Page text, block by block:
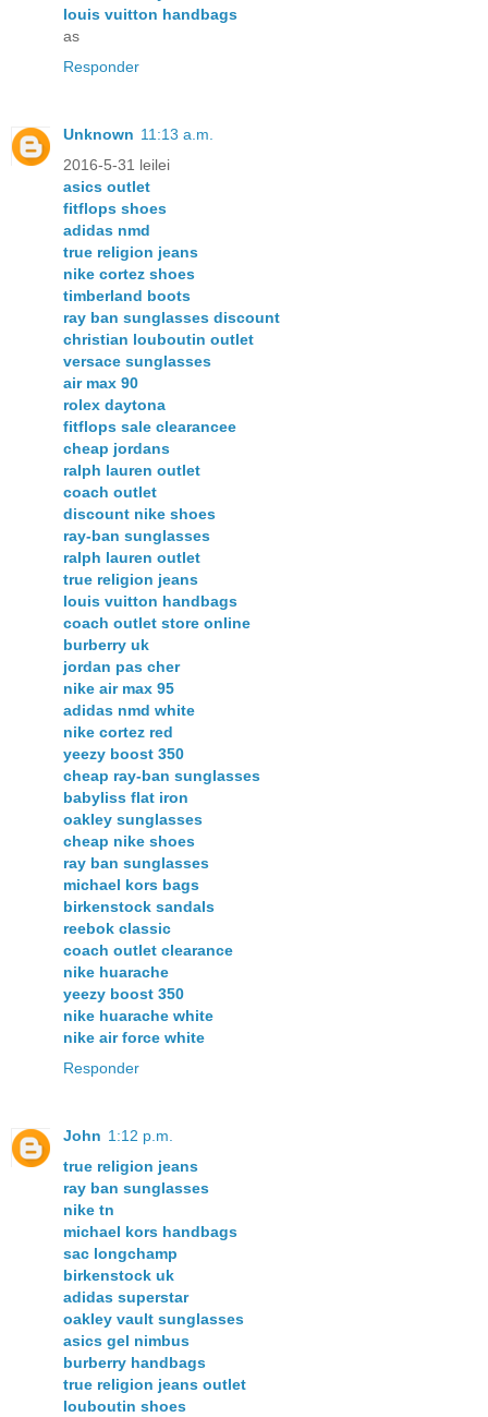
louis vuitton handbags
as
Responder
Unknown 11:13 a.m.
2016-5-31 leilei
asics outlet
fitflops shoes
adidas nmd
true religion jeans
nike cortez shoes
timberland boots
ray ban sunglasses discount
christian louboutin outlet
versace sunglasses
air max 90
rolex daytona
fitflops sale clearancee
cheap jordans
ralph lauren outlet
coach outlet
discount nike shoes
ray-ban sunglasses
ralph lauren outlet
true religion jeans
louis vuitton handbags
coach outlet store online
burberry uk
jordan pas cher
nike air max 95
adidas nmd white
nike cortez red
yeezy boost 350
cheap ray-ban sunglasses
babyliss flat iron
oakley sunglasses
cheap nike shoes
ray ban sunglasses
michael kors bags
birkenstock sandals
reebok classic
coach outlet clearance
nike huarache
yeezy boost 350
nike huarache white
nike air force white
Responder
John 1:12 p.m.
true religion jeans
ray ban sunglasses
nike tn
michael kors handbags
sac longchamp
birkenstock uk
adidas superstar
oakley vault sunglasses
asics gel nimbus
burberry handbags
true religion jeans outlet
louboutin shoes